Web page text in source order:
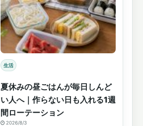
生活
夏休みの昼ごはんが毎日しんど
い人へ｜作らない日も入れる1週
間ローテーション
2026/8/3